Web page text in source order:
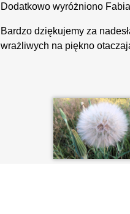
Dodatkowo wyróżniono
Bardzo dziękujemy za
wrażliwych na piękno